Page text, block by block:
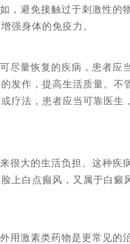
，避免接触过于刺激性的
强身体的免疫力。
尽量恢复的疾病，患者应
发作，提高生活质量。不
疗法，患者应当可靠医生
很大的生活负担。这种疾
上白点癫风，又属于白癜
用激素类药物是更常见的